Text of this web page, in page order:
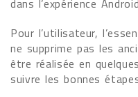
dans l’expérience
Pour l’utilisateur,
ne supprime pas les
être réalisée en
suivre les bonnes